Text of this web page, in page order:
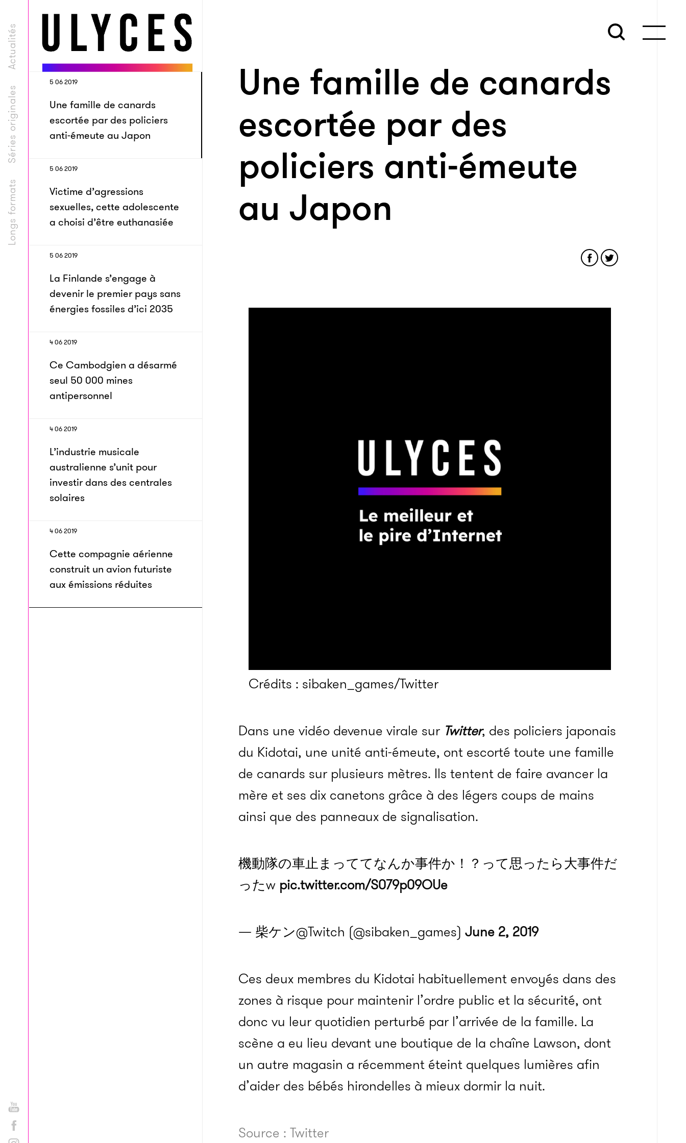
Longs formats
Séries originales
Actualités
5 06 2019
Une famille de canards
escortée par des policiers
anti-émeute au Japon
5 06 2019
Victime d’agressions
sexuelles, cette adolescente
a choisi d’être euthanasiée
5 06 2019
La Finlande s’engage à
devenir le premier pays sans
énergies fossiles d’ici 2035
4 06 2019
Ce Cambodgien a désarmé
seul 50 000 mines
antipersonnel
4 06 2019
L’industrie musicale
australienne s’unit pour
investir dans des centrales
solaires
4 06 2019
Cette compagnie aérienne
construit un avion futuriste
aux émissions réduites
Une famille de canards
escortée par des
policiers anti-émeute
au Japon
Crédits : sibaken_games/Twitter
Dans une vidéo devenue virale sur Twitter, des policiers japonais
du Kidotai, une unité anti-émeute, ont escorté toute une famille
de canards sur plusieurs mètres. Ils tentent de faire avancer la
mère et ses dix canetons grâce à des légers coups de mains
ainsi que des panneaux de signalisation.
機動隊の車止まっててなんか事件か！？って思ったら大事件だ
ったw pic.twitter.com/S079p09OUe
— 柴ケン@Twitch (@sibaken_games) June 2, 2019
Ces deux membres du Kidotai habituellement envoyés dans des
zones à risque pour maintenir l’ordre public et la sécurité, ont
donc vu leur quotidien perturbé par l’arrivée de la famille. La
scène a eu lieu devant une boutique de la chaîne Lawson, dont
un autre magasin a récemment éteint quelques lumières afin
d’aider des bébés hirondelles à mieux dormir la nuit.
Source : Twitter